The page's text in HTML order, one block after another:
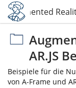
Augmented
AR.JS
Beispiele für die
von A-Frame und